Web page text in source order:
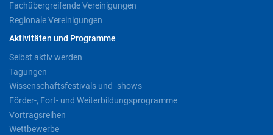
Fachübergreifende Vereinigungen
Regionale Vereinigungen
Aktivitäten und Programme
Selbst aktiv werden
Tagungen
Wissenschaftsfestivals und -shows
Förder-, Fort- und Weiterbildungsprogramme
Vortragsreihen
Wettbewerbe